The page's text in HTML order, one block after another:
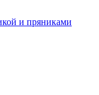
и пряниками